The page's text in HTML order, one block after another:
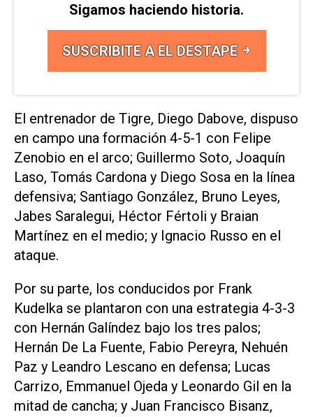
Sigamos haciendo historia.
SUSCRIBITE A EL DESTAPE
El entrenador de Tigre, Diego Dabove, dispuso
en campo una formación 4-5-1 con Felipe
Zenobio en el arco; Guillermo Soto, Joaquín
Laso, Tomás Cardona y Diego Sosa en la línea
defensiva; Santiago González, Bruno Leyes,
Jabes Saralegui, Héctor Fértoli y Braian
Martínez en el medio; y Ignacio Russo en el
ataque.
Por su parte, los conducidos por Frank
Kudelka se plantaron con una estrategia 4-3-3
con Hernán Galíndez bajo los tres palos;
Hernán De La Fuente, Fabio Pereyra, Nehuén
Paz y Leandro Lescano en defensa; Lucas
Carrizo, Emmanuel Ojeda y Leonardo Gil en la
mitad de cancha; y Juan Francisco Bisanz,